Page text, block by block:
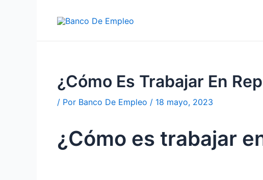
¿Cómo Es Trabajar En
/ Por Banco De Empleo / 18 mayo, 2023
¿Cómo es trabajar